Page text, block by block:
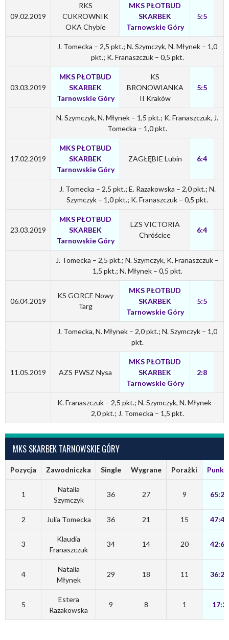
09.02.2019
RKS
CUKROWNIK
OKA Chybie
MKS PŁOTBUD
SKARBEK
Tarnowskie Góry
5:5
J. Tomecka – 2,5 pkt.; N. Szymczyk, N. Młynek – 1,0
pkt.; K. Franaszczuk – 0,5 pkt.
03.03.2019
MKS PŁOTBUD
SKARBEK
Tarnowskie Góry
KS
BRONOWIANKA
II Kraków
5:5
N. Szymczyk, N. Młynek – 1,5 pkt.; K. Franaszczuk, J.
Tomecka – 1,0 pkt.
17.02.2019
MKS PŁOTBUD
SKARBEK
Tarnowskie Góry
ZAGŁĘBIE Lubin 6:4
J. Tomecka – 2,5 pkt.; E. Razakowska – 2,0 pkt.; N.
Szymczyk – 1,0 pkt.; K. Franaszczuk – 0,5 pkt.
23.03.2019
MKS PŁOTBUD
SKARBEK
Tarnowskie Góry
LZS VICTORIA
Chróścice
6:4
J. Tomecka – 2,5 pkt.; N. Szymczyk, K. Franaszczuk –
1,5 pkt.; N. Młynek – 0,5 pkt.
06.04.2019
KS GORCE Nowy
Targ
MKS PŁOTBUD
SKARBEK
Tarnowskie Góry
5:5
J. Tomecka, N. Młynek – 2,0 pkt.; N. Szymczyk – 1,0
pkt.
11.05.2019 AZS PWSZ Nysa
MKS PŁOTBUD
SKARBEK
Tarnowskie Góry
2:8
K. Franaszczuk – 2,5 pkt.; N. Szymczyk, N. Młynek –
2,0 pkt.; J. Tomecka – 1,5 pkt.
MKS SKARBEK TARNOWSKIE GÓRY
Pozycja Zawodniczka Single Wygrane Porażki
1
Natalia
Szymczyk
36 27 9 65:25
2 Julia Tomecka 36 21 15 47:43
3
Klaudia
Franaszczuk
34 14 20 42:60
4
Natalia
Młynek
29 18 11 36:23
5
Estera
Razakowska
9 8 1 17:2